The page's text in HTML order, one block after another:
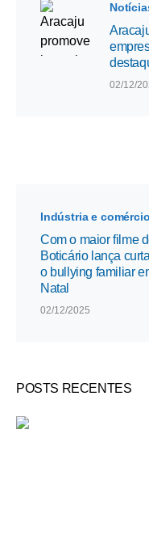
02/12/
Indústria e comércio
Com o maior filme
Boticário lança
o bullying familiar
Natal
02/12/2025
POSTS RECENTES